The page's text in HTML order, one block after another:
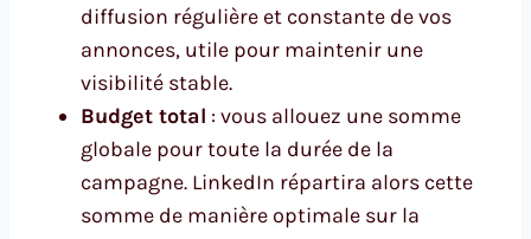
diffusion régulière et constante de vos
annonces, utile pour maintenir une
visibilité stable.
Budget total : vous allouez une somme
globale pour toute la durée de la
campagne. LinkedIn répartira alors cette
somme de manière optimale sur la